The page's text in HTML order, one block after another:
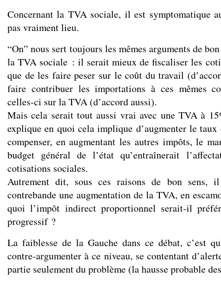
Concernant la TVA sociale, il est symptomatique
pas vraiment lieu.
“On” nous sert toujours les mêmes arguments de
la TVA sociale : il serait mieux de fiscaliser les
que de les faire peser sur le coût du travail
faire contribuer les importations à ces mêmes
celles-ci sur la TVA (d’accord aussi).
Mais cela serait tout aussi vrai avec une TVA à
explique en quoi cela implique d’augmenter le
compenser, en augmentant les autres impôts, le
budget général de l’état qu’entraînerait
cotisations sociales.
Autrement dit, sous ces raisons de bon sens,
contrebande une augmentation de la TVA, en
quoi l’impôt indirect proportionnel serait-il
progressif ?
La faiblesse de la Gauche dans ce débat, c’est
contre-argumenter à ce niveau, se contentant
partie seulement du problème (la hausse probable